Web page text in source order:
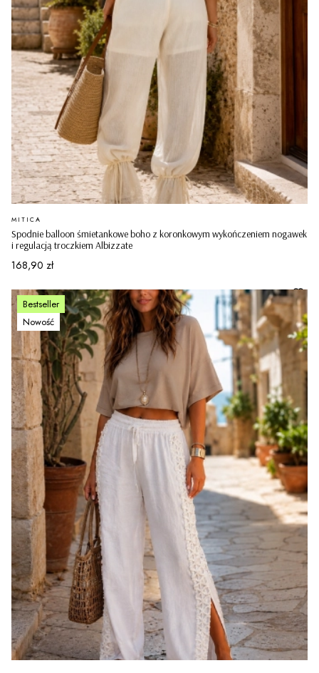
Spodnie balloon śmietankowe boho z koronkowym wykończeniem nogawek
i regulacją troczkiem Albizzate
PRODUCENT
MITICA
Cena
168,90 zł
Bestseller
Nowość